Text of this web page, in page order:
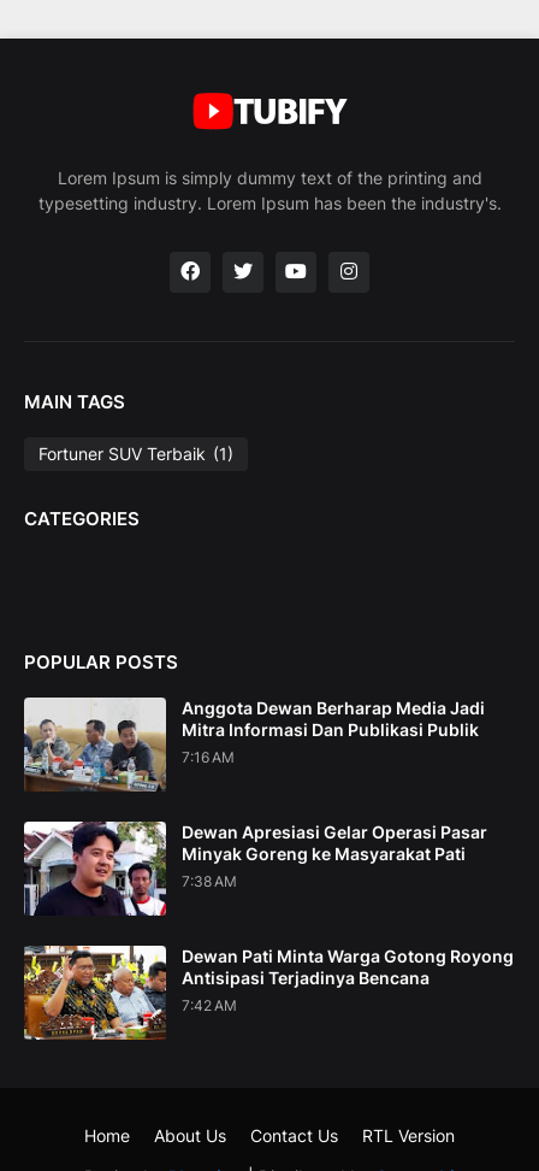
Lorem Ipsum is simply dummy text of the printing and
typesetting industry. Lorem Ipsum has been the industry's.
MAIN TAGS
Fortuner SUV Terbaik (1)
CATEGORIES
POPULAR POSTS
Anggota Dewan Berharap Media Jadi
Mitra Informasi Dan Publikasi Publik
7:16 AM
Dewan Apresiasi Gelar Operasi Pasar
Minyak Goreng ke Masyarakat Pati
7:38 AM
Dewan Pati Minta Warga Gotong Royong
Antisipasi Terjadinya Bencana
7:42 AM
Home About Us Contact Us RTL Version